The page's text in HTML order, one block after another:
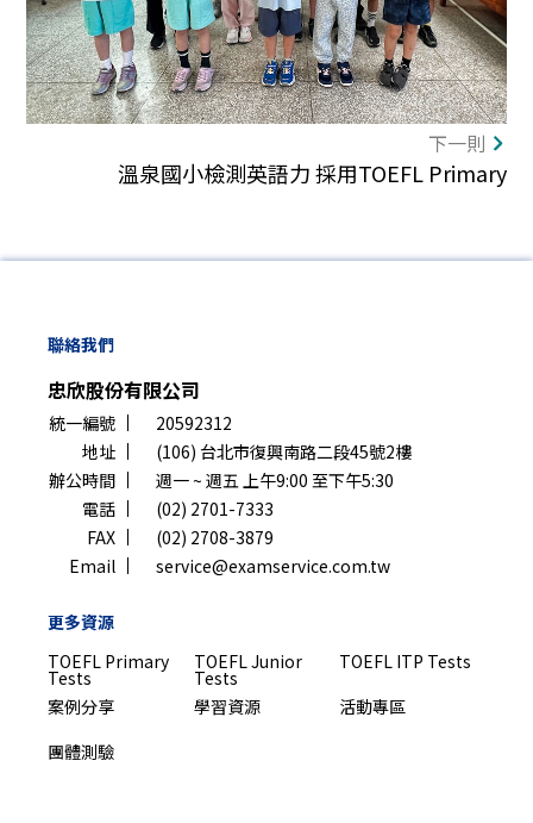
下一則
溫泉國小檢測英語力 採用TOEFL Primary
聯絡我們
忠欣股份有限公司
統一編號
20592312
地址
(106) 台北市復興南路二段45號2樓
辦公時間
週一 ~ 週五 上午9:00 至下午5:30
電話
(02) 2701-7333
FAX
(02) 2708-3879
Email
service@examservice.com.tw
更多資源
TOEFL Primary
Tests
TOEFL Junior
Tests
TOEFL ITP Tests
案例分享
學習資源
活動專區
團體測驗